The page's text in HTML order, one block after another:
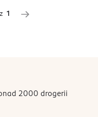
z 1
2000 drogerii